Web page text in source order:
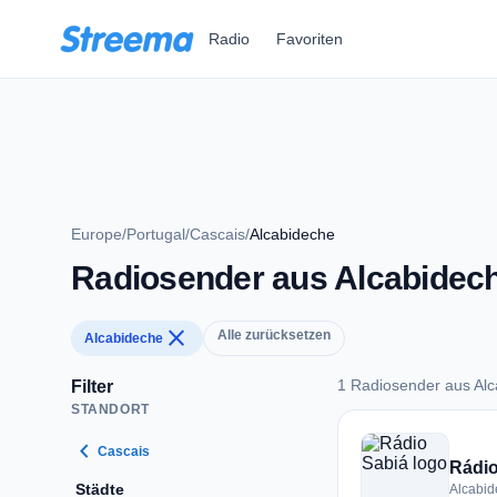
Radio Favoriten
Europe/Portugal/Cascais/Alcabideche
Radiosender aus
Alcabideche close Alle zurücksetzen
Filter
STANDORT
chevron_left Cascais
Städte
1 Radiosender aus
1 Radiosender aus